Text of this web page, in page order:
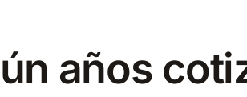
años